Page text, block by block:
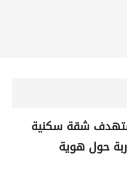
شقة سكنية
حول هوية